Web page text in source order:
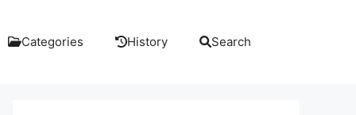
Categories History Search